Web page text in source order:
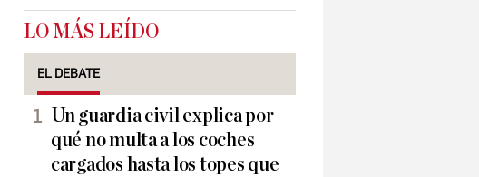
LO MÁS LEÍDO
EL DEBATE
Un guardia civil explica por
qué no multa a los coches
cargados hasta los topes que